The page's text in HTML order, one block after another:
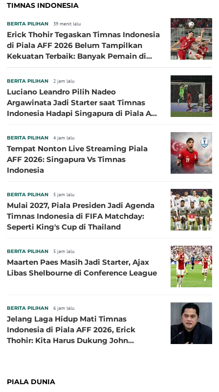
TIMNAS INDONESIA
BERITA PILIHAN 39 menit lalu
Erick Thohir Tegaskan Timnas Indonesia
di Piala AFF 2026 Belum Tampilkan
Kekuatan Terbaik: Banyak Pemain di
BERITA PILIHAN 2 jam lalu
Luciano Leandro Pilih Nadeo
Argawinata Jadi Starter saat Timnas
Indonesia Hadapi Singapura di Piala AFF
BERITA PILIHAN 4 jam lalu
Tempat Nonton Live Streaming Piala
AFF 2026: Singapura Vs Timnas
Indonesia
BERITA PILIHAN 5 jam lalu
Mulai 2027, Piala Presiden Jadi Agenda
Timnas Indonesia di FIFA Matchday:
Seperti King's Cup di Thailand
BERITA PILIHAN 5 jam lalu
Maarten Paes Masih Jadi Starter, Ajax
Libas Shelbourne di Conference League
BERITA PILIHAN 6 jam lalu
Jelang Laga Hidup Mati Timnas
Indonesia di Piala AFF 2026, Erick
Thohir: Kita Harus Dukung John
PIALA DUNIA